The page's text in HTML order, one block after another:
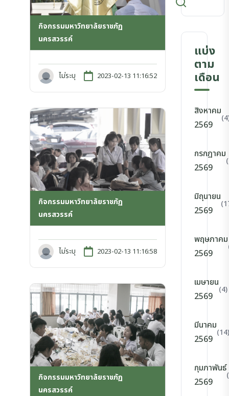
กิจกรรมมหาวิทยาลัยราชภัฏ
นครสวรรค์
ไม่ระบุ 2023-02-13 11:16:52
กิจกรรมมหาวิทยาลัยราชภัฏ
นครสวรรค์
ไม่ระบุ 2023-02-13 11:16:58
กิจกรรมมหาวิทยาลัยราชภัฏ
นครสวรรค์
แบ่ง
ตาม
เดือน
สิงหาคม
2569
กรกฎาคม
2569
มิถุนายน
2569
พฤษภาคม
2569
เมษายน
2569
(4)
มีนาคม
2569
(14)
กุมภาพันธ์
2569